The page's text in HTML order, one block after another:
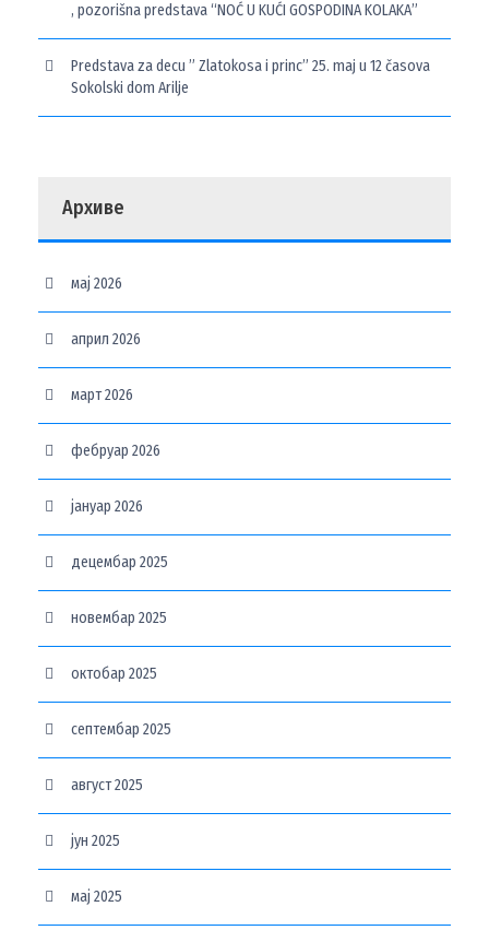
, pozorišna predstava “NOĆ U KUĆI GOSPODINA KOLAKA”
Predstava za decu ” Zlatokosa i princ” 25. maj u 12 časova
Sokolski dom Arilje
Архиве
мај 2026
април 2026
март 2026
фебруар 2026
јануар 2026
децембар 2025
новембар 2025
октобар 2025
септембар 2025
август 2025
јун 2025
мај 2025